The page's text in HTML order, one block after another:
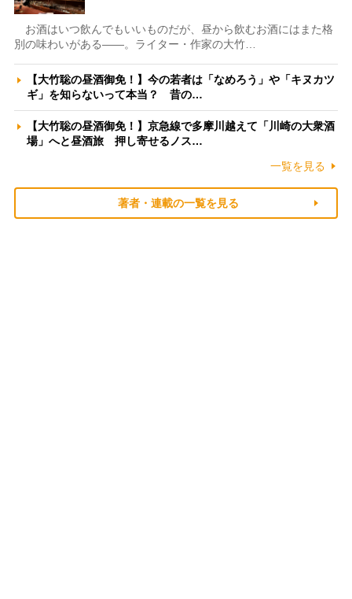
お酒はいつ飲んでもいいものだが、昼から飲むお酒にはまた格
別の味わいがある――。ライター・作家の大竹…
【大竹聡の昼酒御免！】今の若者は「なめろう」や「キヌカツ
ギ」を知らないって本当？ 昔の…
【大竹聡の昼酒御免！】京急線で多摩川越えて「川崎の大衆酒
場」へと昼酒旅 押し寄せるノス…
一覧を見る
著者・連載の一覧を見る